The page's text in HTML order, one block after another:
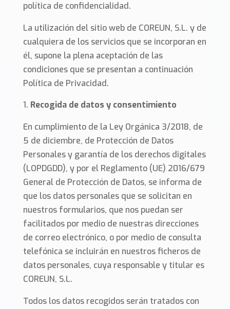
política de confidencialidad.
La utilización del sitio web de COREUN, S.L. y de
cualquiera de los servicios que se incorporan en
él, supone la plena aceptación de las
condiciones que se presentan a continuación
Política de Privacidad.
Recogida de datos y consentimiento
En cumplimiento de la Ley Orgánica 3/2018, de
5 de diciembre, de Protección de Datos
Personales y garantía de los derechos digitales
(LOPDGDD), y por el Reglamento (UE) 2016/679
General de Protección de Datos, se informa de
que los datos personales que se solicitan en
nuestros formularios, que nos puedan ser
facilitados por medio de nuestras direcciones
de correo electrónico, o por medio de consulta
telefónica se incluirán en nuestros ficheros de
datos personales, cuya responsable y titular es
COREUN, S.L.
Todos los datos recogidos serán tratados con